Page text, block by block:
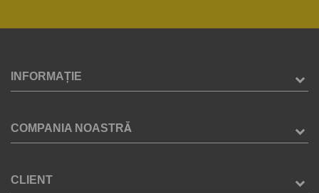
INFORMAȚIE
COMPANIA NOASTRĂ
CLIENT